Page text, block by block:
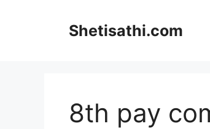
Shetisathi.com
8th pay